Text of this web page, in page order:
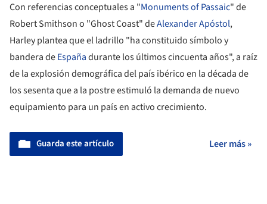
Con referencias conceptuales a "Monuments of Passaic" de
Robert Smithson o "Ghost Coast" deAlexander Apóstol,
Harley plantea que el ladrillo "ha constituido símbolo y
bandera deEspañadurante los últimos cincuenta años", a raíz
de la explosión demográfica del país ibérico en la década de
los sesenta que a la postre estimuló la demanda de nuevo
equipamiento para un país en activo crecimiento.
Guarda este artículo Leer más »